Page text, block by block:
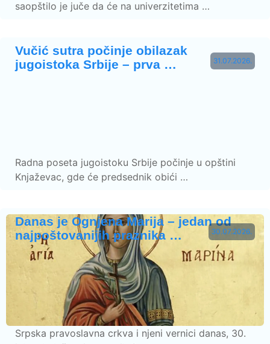
saopštilo je juče da će na univerzitetima …
31.07.2026.
Vučić sutra počinje obilazak
jugoistoka Srbije – prva …
Radna poseta jugoistoku Srbije počinje u opštini
Knjaževac, gde će predsednik obići …
30.07.2026.
Danas je Ognjena Marija – jedan od
najpoštovanijih praznika …
Srpska pravoslavna crkva i njeni vernici danas, 30.